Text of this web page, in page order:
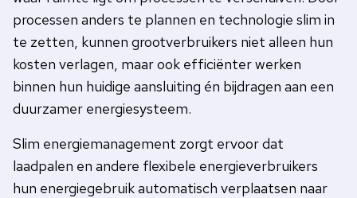
processen anders te plannen en technologie slim in
te zetten, kunnen grootverbruikers niet alleen hun
kosten verlagen, maar ook efficiënter werken
binnen hun huidige aansluiting én bijdragen aan een
duurzamer energiesysteem.
Slim energiemanagement zorgt ervoor dat
laadpalen en andere flexibele energieverbruikers
hun energiegebruik automatisch verplaatsen naar